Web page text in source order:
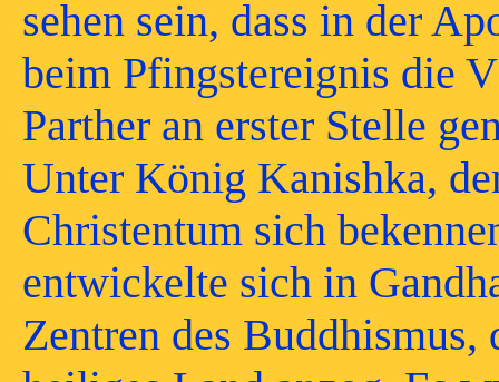
sehen sein, dass in der
beim Pfingstereignis die
Parther an erster Stelle
Unter König Kanishka,
Christentum sich
entwickelte sich in
Zentren des